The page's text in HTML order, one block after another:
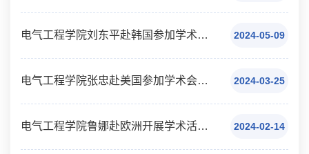
2024-05-09
电气工程学院刘东平赴韩国参加学术会议（访问）公示
2024-03-25
电气工程学院张忠赴美国参加学术会议（访问）公示
2024-02-14
电气工程学院鲁娜赴欧洲开展学术活动总结